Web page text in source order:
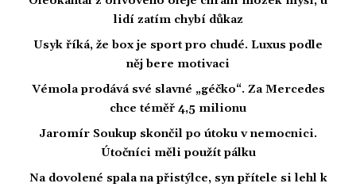
lidí zatím chybí důkaz
Usyk říká, že box je sport pro chudé. Luxus podle
něj bere motivaci
Vémola prodává své slavné „géčko“. Za Mercedes
chce téměř 4,5 milionu
Jaromír Soukup skončil po útoku v nemocnici.
Útočníci měli použít pálku
Na dovolené spala na přistýlce, syn přítele si lehl k